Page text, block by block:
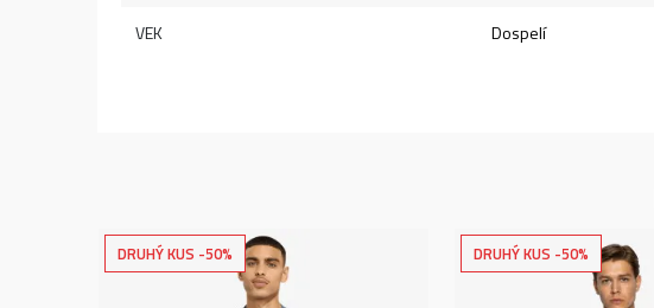
VEK Dospelí
DRUHÝ KUS -50% DRUHÝ KUS -50%